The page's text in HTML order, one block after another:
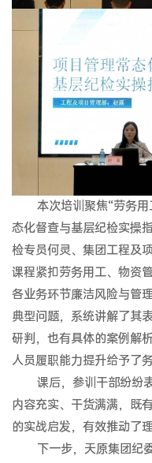
本次培训聚焦“劳务
态化督查与基层纪检实操
检专员何灵、集团工程及
课程紧扣劳务用工、物资
各业务环节廉洁风险与管
典型问题，系统讲解了其
研判，也有具体的案例解
人员履职能力提升给予了务
课后，参训干部纷纷
内容充实、干货满满，既
的实战启发，有效推动了
下一步，天原集团纪